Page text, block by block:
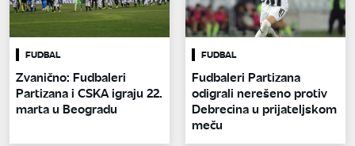
FUDBAL
Zvanično: Fudbaleri
Partizana i CSKA igraju 22.
marta u Beogradu
FUDBAL
Fudbaleri Partizana
odigrali nerešeno protiv
Debrecina u prijateljskom
meču